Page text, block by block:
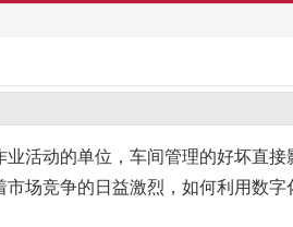
活动的单位，车间管理的好坏直接
场竞争的日益激烈，如何利用数字